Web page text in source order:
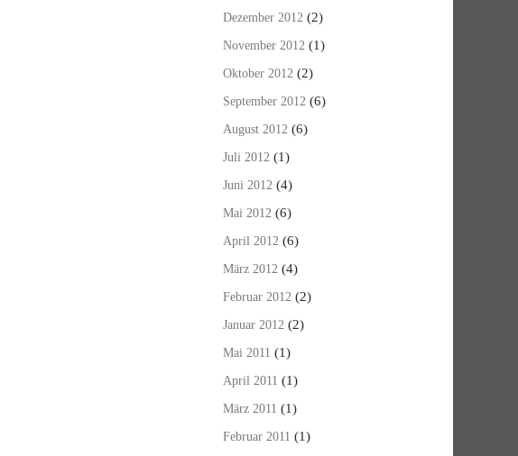
Dezember 2012 (2)
November 2012 (1)
Oktober 2012 (2)
September 2012 (6)
August 2012 (6)
Juli 2012 (1)
Juni 2012 (4)
Mai 2012 (6)
April 2012 (6)
März 2012 (4)
Februar 2012 (2)
Januar 2012 (2)
Mai 2011 (1)
April 2011 (1)
März 2011 (1)
Februar 2011 (1)